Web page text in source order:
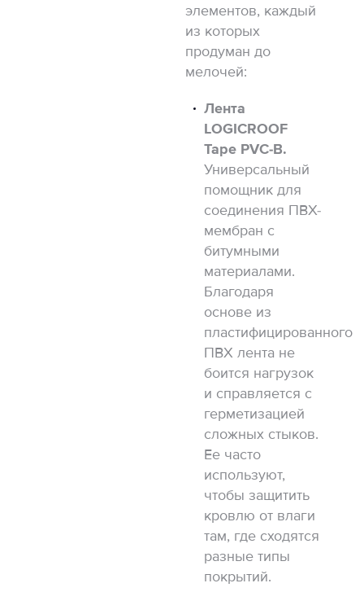
элементов, каждый
из которых
продуман до
мелочей:
Лента
LOGICROOF
Tape PVC-B.
Универсальный
помощник для
соединения ПВХ-
мембран с
битумными
материалами.
Благодаря
основе из
пластифицированного
ПВХ лента не
боится нагрузок
и справляется с
герметизацией
сложных стыков.
Ее часто
используют,
чтобы защитить
кровлю от влаги
там, где сходятся
разные типы
покрытий.